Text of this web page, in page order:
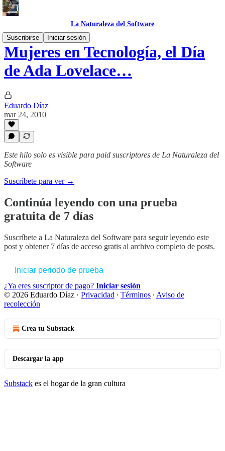
La Naturaleza del Software
Suscribirse
Iniciar sesión
Mujeres en Tecnología, el Día
de Ada Lovelace…
Eduardo Díaz
mar 24, 2010
Este hilo solo es visible para paid suscriptores de La Naturaleza del
Software
Suscríbete para ver →
Continúa leyendo con una prueba
gratuita de 7 días
Suscríbete a La Naturaleza del Software para seguir leyendo este
post y obtener 7 días de acceso gratis al archivo completo de posts.
Iniciar periodo de prueba
¿Ya eres suscriptor de pago? Iniciar sesión
© 2026 Eduardo Díaz · Privacidad ∙ Términos ∙ Aviso de
recolección
Crea tu Substack
Descargar la app
Substack es el hogar de la gran cultura